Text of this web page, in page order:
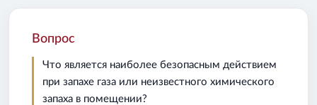
Вопрос
Что является наиболее безопасным действием
при запахе газа или неизвестного химического
запаха в помещении?